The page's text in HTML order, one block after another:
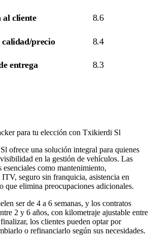
al cliente 8.6
calidad/precio 8.4
entrega 8.3
para tu elección con Txikierdi Sl
ofrece una solución integral para quienes
en la gestión de vehículos. Las
como mantenimiento,
seguro sin franquicia, asistencia en
que elimina preocupaciones adicionales.
ser de 4 a 6 semanas, y los contratos
2 y 6 años, con kilometraje ajustable entre
los clientes pueden optar por
o refinanciarlo según sus necesidades.